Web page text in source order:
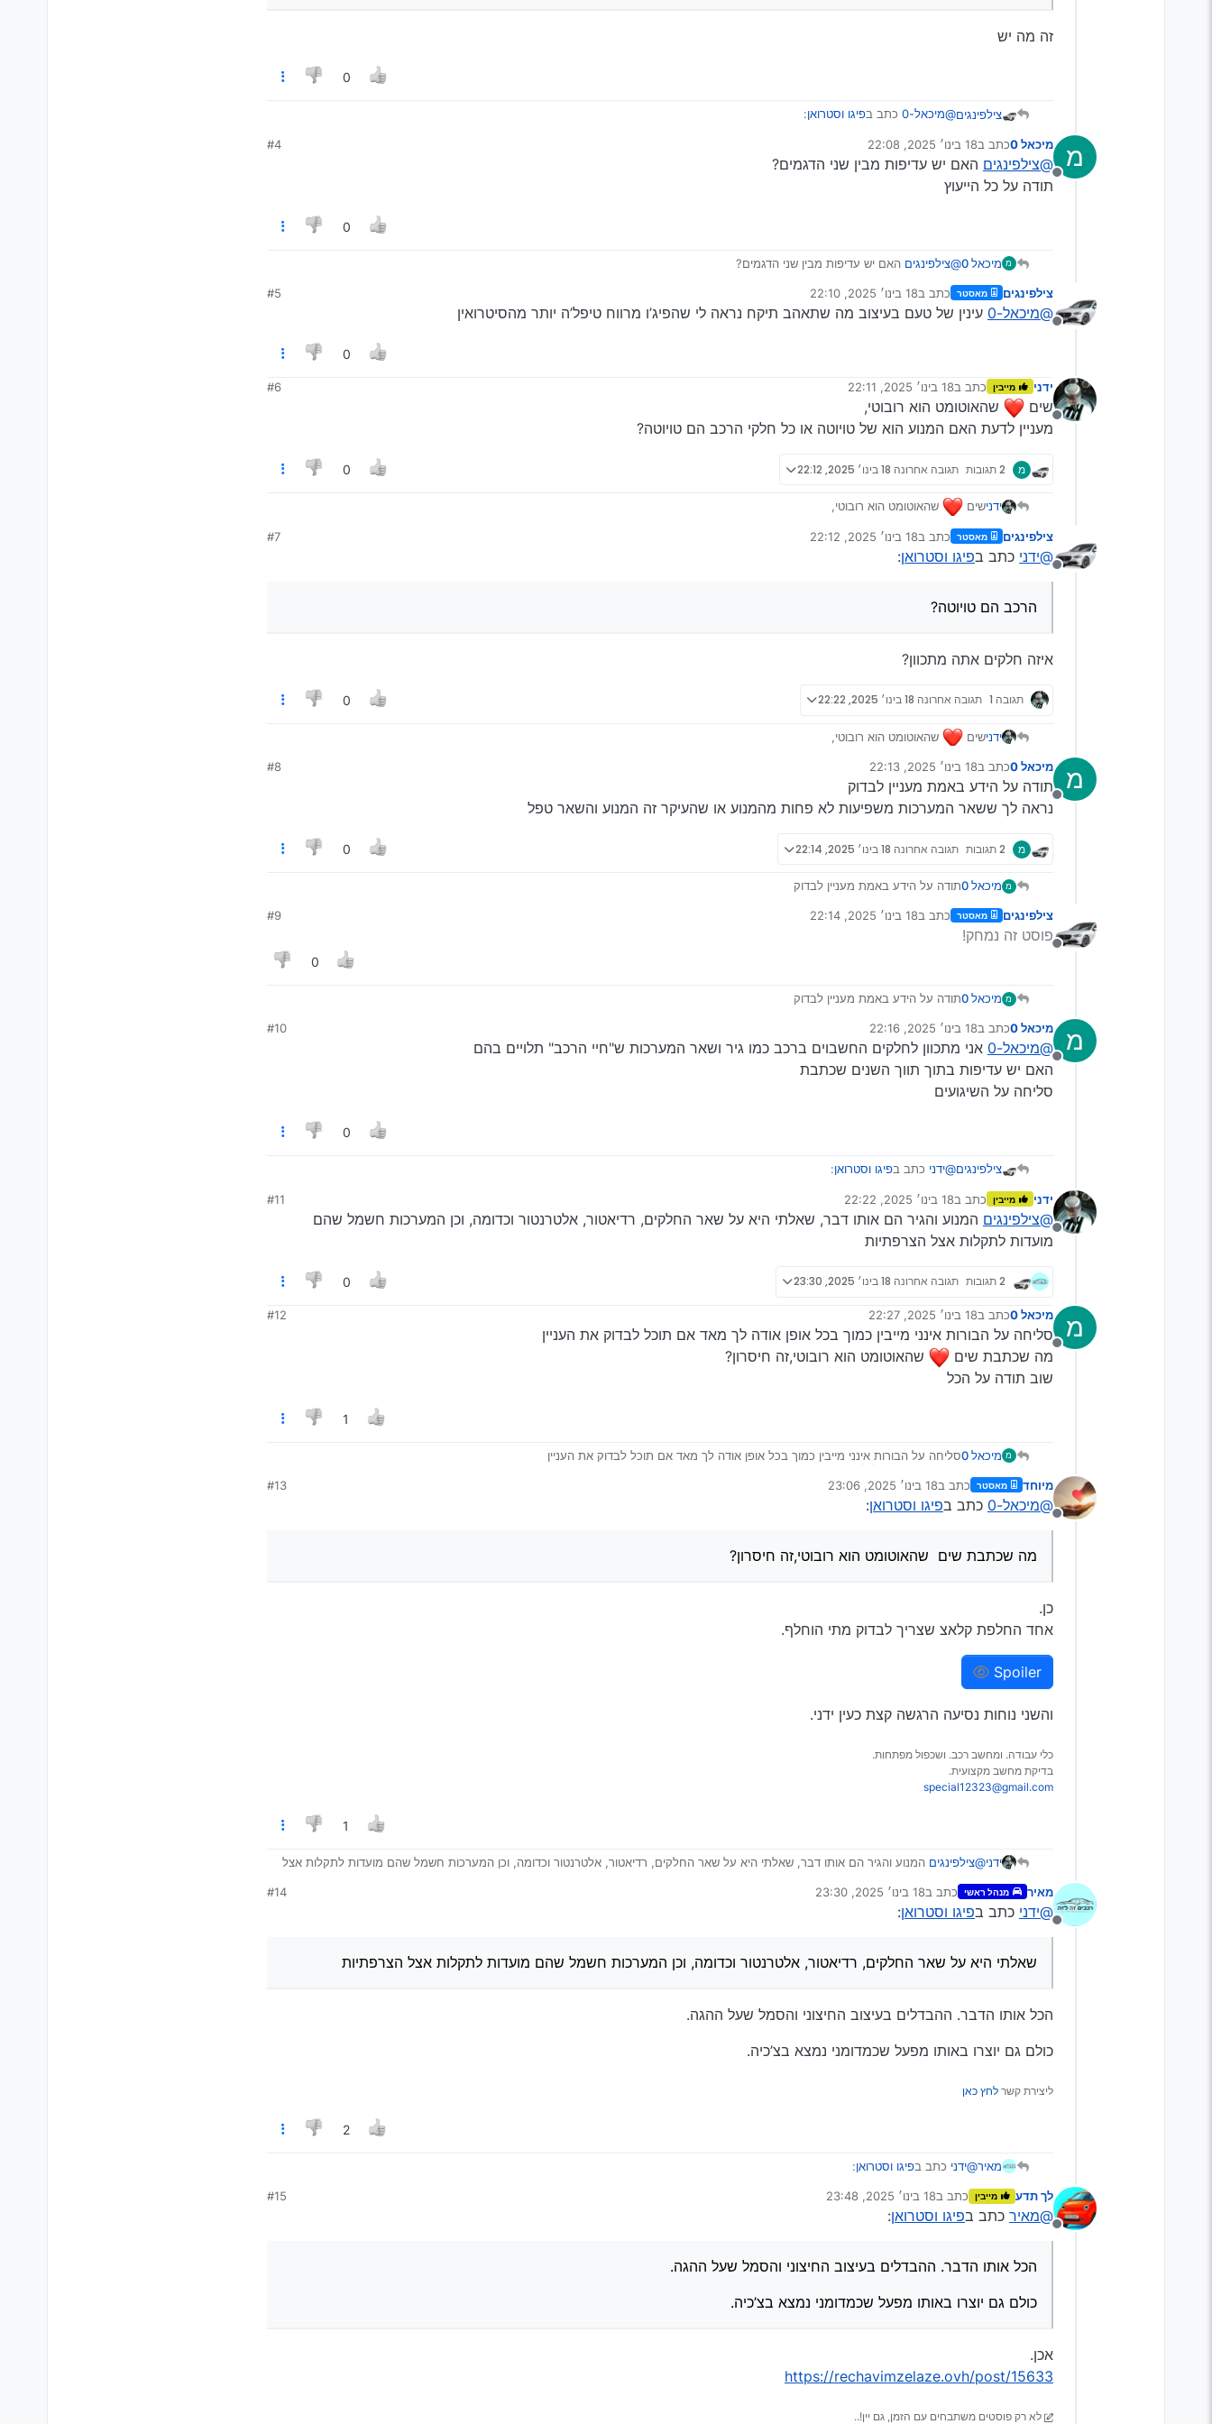
זה מה יש
0
צילפינגים@מיכאל-0 כתב בפיגו וסטרואן:
כ"כ האם נפח מנו רק 1000 או שיש גם יותר מ
מנותק
מיכאל 0 כתב ב18 בינו׳ 2025, 22:08
נערך לאחרונה על ידי
#4
@צילפינגים האם יש עדיפות מבין שני הדגמים?
תודה על כל הייעוץ
0
מ מיכאל 0 @צילפינגים האם יש עדיפות מבין שני הדגמים?
מנותק
צילפינגים מאסטר כתב ב18 בינו׳ 2025, 22:10
נערך לאחרונה על ידי
#5
@מיכאל-0 עינין של טעם בעיצוב מה שתאהב תיקח נראה לי שהפיג’ו מרווח טיפל’ה יותר מהסיטרואין
0
מנותק
ידני מייבין כתב ב18 בינו׳ 2025, 22:11
נערך לאחרונה על ידי
#6
שים
️ שהאוטומט הוא רובוטי,
מעניין לדעת האם המנוע הוא של טויוטה או כל חלקי הרכב הם טויוטה?
מ 2 תגובות תגובה אחרונה 18 בינו׳ 2025, 22:12 0
ידנישים
️ שהאוטומט הוא רובוטי,
מנותק
צילפינגים מאסטר כתב ב18 בינו׳ 2025, 22:12
נערך לאחרונה על ידי
#7
@ידני כתב בפיגו וסטרואן:
הרכב הם טויוטה?
איזה חלקים אתה מתכוון?
תגובה 1 תגובה אחרונה 18 בינו׳ 2025, 22:22 0
ידנישים
️ שהאוטומט הוא רובוטי,
מ
מנותק
מיכאל 0 כתב ב18 בינו׳ 2025, 22:13
נערך לאחרונה על ידי
#8
תודה על הידע באמת מעניין לבדוק
נראה לך ששאר המערכות משפיעות לא פחות מהמנוע או שהעיקר זה המנוע והשאר טפל
מ 2 תגובות תגובה אחרונה 18 בינו׳ 2025, 22:14 0
מ מיכאל 0 תודה על הידע באמת מעניין לבדוק
מנותק
צילפינגים מאסטר כתב ב18 בינו׳ 2025, 22:14
נערך לאחרונה על ידי
#9
פוסט זה נמחק!
0
מ מיכאל 0 תודה על הידע באמת מעניין לבדוק
מ
מנותק
מיכאל 0 כתב ב18 בינו׳ 2025, 22:16
נערך לאחרונה על ידי
#10
@מיכאל-0
אני מתכוון לחלקים החשבוים ברכב כמו גיר ושאר המערכות ש"חיי הרכב" תלויים בהם
האם יש עדיפות בתוך תווך השנים שכתבת
סליחה על השיגועים
0
צילפינגים@ידני כתב בפיגו וסטרואן:
הרכב הם טויוטה?
מנותק
ידני מייבין כתב ב18 בינו׳ 2025, 22:22
נערך לאחרונה על ידי
#11
@צילפינגים המנוע והגיר הם אותו דבר, שאלתי היא על שאר החלקים, רדיאטור, אלטרנטור וכדומה, וכן המערכות חשמל שהם
מועדות לתקלות אצל הצרפתיות
2 תגובות תגובה אחרונה 18 בינו׳ 2025, 23:30 0
מ
מנותק
מיכאל 0 כתב ב18 בינו׳ 2025, 22:27
נערך לאחרונה על ידי
#12
סליחה על הבורות אינני מייבין כמוך בכל אופן אודה לך מאד אם תוכל לבדוק את העניין
מה שכתבת שים
️ שהאוטומט הוא רובוטי,זה חיסרון?
שוב תודה על הכל
1
מ מיכאל 0 סליחה על הבורות אינני מייבין כמוך בכל אופן אודה לך מאד אם תוכל לבדוק את העניין
שוב תודה על הכל
מנותק
מיוחד מאסטר כתב ב18 בינו׳ 2025, 23:06
נערך לאחרונה על ידי
#13
@מיכאל-0 כתב בפיגו וסטרואן:
מה שכתבת שים ️ שהאוטומט הוא רובוטי,זה חיסרון?
כן.
אחד החלפת קלאצ שצריך לבדוק מתי הוחלף.
Spoiler
והשני נוחות נסיעה הרגשה קצת כעין ידני.
כלי עבודה. ומחשב רכב. ושכפול מפתחות.
בדיקת מחשב מקצועית.
special12323@gmail.com
1
ידני@צילפינגים המנוע והגיר הם אותו דבר, שאלתי היא על שאר החלקים, רדיאטור, אלטרנטור וכדומה, וכן המערכות חשמל שהם מועדות לתקלות אצל
מנותק
מאיר מנהל ראשי כתב ב18 בינו׳ 2025, 23:30
נערך לאחרונה על ידי
#14
@ידני כתב בפיגו וסטרואן:
שאלתי היא על שאר החלקים, רדיאטור, אלטרנטור וכדומה, וכן המערכות חשמל שהם מועדות לתקלות אצל הצרפתיות
הכל אותו הדבר. ההבדלים בעיצוב החיצוני והסמל שעל ההגה.
כולם גם יוצרו באותו מפעל שכמדומני נמצא בצ’כיה.
ליצירת קשר לחץ כאן
2
מאיר@ידני כתב בפיגו וסטרואן:
שאלתי היא על שאר החלקים, רדיאטור, אלטרנטור וכדומה, וכן המערכות חשמל שהם מועדות לתקלות אצל הצרפתיות
הכל אותו הדבר. ההבדלים בעיצוב החיצוני והסמל שעל ההגה.
כולם גם יוצרו באותו מפעל שכמדומני נמצא בצ’כיה.
מנותק
לך תדע מייבין כתב ב18 בינו׳ 2025, 23:48
נערך לאחרונה על ידי
#15
@מאיר כתב בפיגו וסטרואן:
הכל אותו הדבר. ההבדלים בעיצוב החיצוני והסמל שעל ההגה.
כולם גם יוצרו באותו מפעל שכמדומני נמצא בצ’כיה.
אכן.
https://rechavimzelaze.ovh/post/15633
לא רק פוסטים משתבחים עם הזמן, גם יין!..